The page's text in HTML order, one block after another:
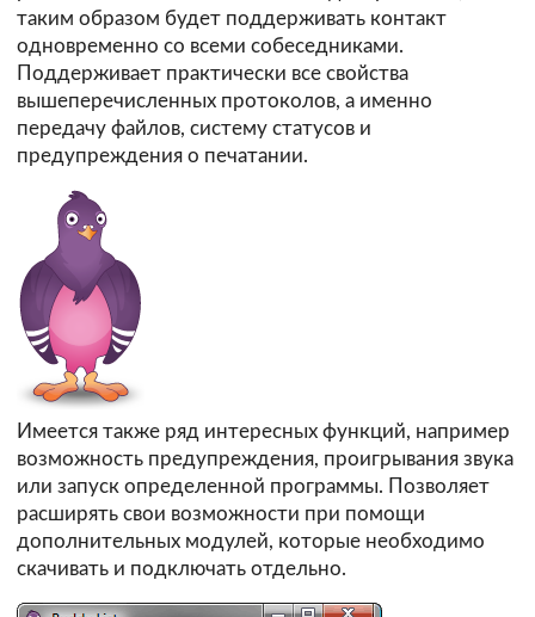
таким образом будет поддерживать контакт
одновременно со всеми собеседниками.
Поддерживает практически все свойства
вышеперечисленных протоколов, а именно
передачу файлов, систему статусов и
предупреждения о печатании.
Имеется также ряд интересных функций, например
возможность предупреждения, проигрывания звука
или запуск определенной программы. Позволяет
расширять свои возможности при помощи
дополнительных модулей, которые необходимо
скачивать и подключать отдельно.